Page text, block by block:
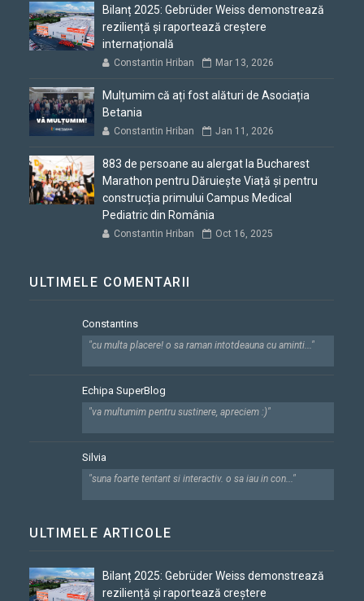
Bilanț 2025: Gebrüder Weiss demonstrează
reziliență și raportează creștere
internațională
Constantin Hriban Mar 13, 2026
Mulțumim că ați fost alături de Asociația
Betania
Constantin Hriban Jan 11, 2026
883 de persoane au alergat la Bucharest
Marathon pentru Dăruiește Viață și pentru
construcția primului Campus Medical
Pediatric din România
Constantin Hriban Oct 16, 2025
ULTIMELE COMENTARII
Constantins
"cu multa placere! o sa raman intotdeauna cu aminti..."
Echipa SuperBlog
"va multumim pentru sustinere, apreciem :)"
Silvia
"suna foarte tentant si interactiv. o sa iau in con..."
ULTIMELE ARTICOLE
Bilanț 2025: Gebrüder Weiss demonstrează
reziliență și raportează creștere